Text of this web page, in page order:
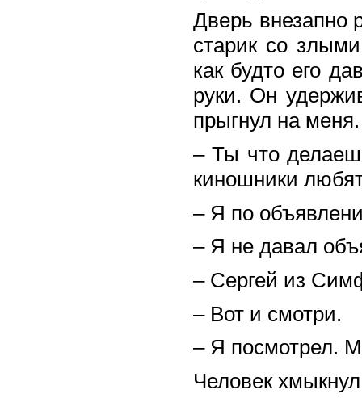
Дверь внезапно
старик со
как будто его
руки. Он
прыгнул на
– Ты что
киношники
– Я по
– Я не давал
– Сергей из
– Вот и смотри.
– Я посмотрел.
Человек